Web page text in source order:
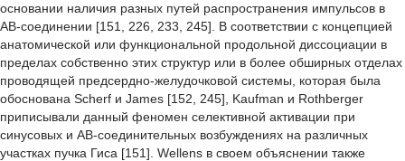
основании наличия разных путей распространения импульсов в
АВ-соединении [151, 226, 233, 245]. В соответствии с концепцией
анатомической или функциональной продольной диссоциации в
пределах собственно этих структур или в более обширных отделах
проводящей предсердно-желудочковой системы, которая была
обоснована Scherf и James [152, 245], Kaufman и Rothberger
приписывали данный феномен селективной активации при
синусовых и АВ-соединительных возбуждениях на различных
участках пучка Гиса [151]. Wellens в своем объяснении также